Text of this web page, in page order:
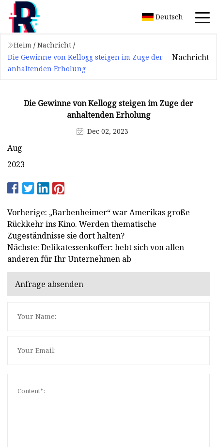
Deutsch
Heim / Nachricht /
Die Gewinne von Kellogg steigen im Zuge der
anhaltenden Erholung
Nachricht
Die Gewinne von Kellogg steigen im Zuge der
anhaltenden Erholung
Dec 02, 2023
Aug
2023
Vorherige: „Barbenheimer“ war Amerikas große
Rückkehr ins Kino. Werden thematische
Zugeständnisse sie dort halten?
Nächste: Delikatessenkoffer: hebt sich von allen
anderen für Ihr Unternehmen ab
Anfrage absenden